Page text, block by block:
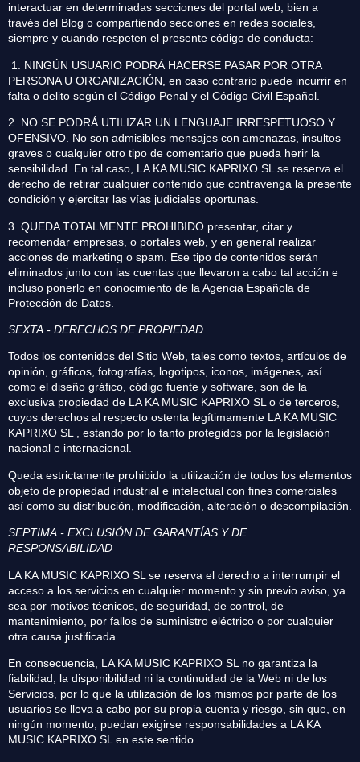
interactuar en determinadas secciones del portal web, bien a
través del Blog o compartiendo secciones en redes sociales,
siempre y cuando respeten el presente código de conducta:
1. NINGÚN USUARIO PODRÁ HACERSE PASAR POR OTRA
PERSONA U ORGANIZACIÓN, en caso contrario puede incurrir en
falta o delito según el Código Penal y el Código Civil Español.
2. NO SE PODRÁ UTILIZAR UN LENGUAJE IRRESPETUOSO Y
OFENSIVO. No son admisibles mensajes con amenazas, insultos
graves o cualquier otro tipo de comentario que pueda herir la
sensibilidad. En tal caso, LA KA MUSIC KAPRIXO SL se reserva el
derecho de retirar cualquier contenido que contravenga la presente
condición y ejercitar las vías judiciales oportunas.
3. QUEDA TOTALMENTE PROHIBIDO presentar, citar y
recomendar empresas, o portales web, y en general realizar
acciones de marketing o spam. Ese tipo de contenidos serán
eliminados junto con las cuentas que llevaron a cabo tal acción e
incluso ponerlo en conocimiento de la Agencia Española de
Protección de Datos.
SEXTA.- DERECHOS DE PROPIEDAD
Todos los contenidos del Sitio Web, tales como textos, artículos de
opinión, gráficos, fotografías, logotipos, iconos, imágenes, así
como el diseño gráfico, código fuente y software, son de la
exclusiva propiedad de LA KA MUSIC KAPRIXO SL o de terceros,
cuyos derechos al respecto ostenta legítimamente LA KA MUSIC
KAPRIXO SL , estando por lo tanto protegidos por la legislación
nacional e internacional.
Queda estrictamente prohibido la utilización de todos los elementos
objeto de propiedad industrial e intelectual con fines comerciales
así como su distribución, modificación, alteración o descompilación.
SEPTIMA.- EXCLUSIÓN DE GARANTÍAS Y DE
RESPONSABILIDAD
LA KA MUSIC KAPRIXO SL se reserva el derecho a interrumpir el
acceso a los servicios en cualquier momento y sin previo aviso, ya
sea por motivos técnicos, de seguridad, de control, de
mantenimiento, por fallos de suministro eléctrico o por cualquier
otra causa justificada.
En consecuencia, LA KA MUSIC KAPRIXO SL no garantiza la
fiabilidad, la disponibilidad ni la continuidad de la Web ni de los
Servicios, por lo que la utilización de los mismos por parte de los
usuarios se lleva a cabo por su propia cuenta y riesgo, sin que, en
ningún momento, puedan exigirse responsabilidades a LA KA
MUSIC KAPRIXO SL en este sentido.